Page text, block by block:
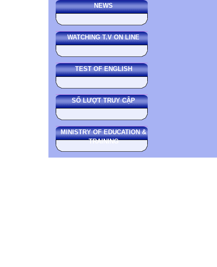
NEWS
WATCHING T.V ON LINE
TEST OF ENGLISH
SỐ LƯỢT TRUY CẬP
MINISTRY OF EDUCATION &
TRAINING